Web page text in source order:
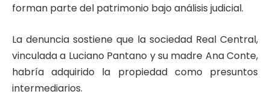
forman parte del patrimonio bajo análisis judicial.
La denuncia sostiene que la sociedad Real Central,
vinculada a Luciano Pantano y su madre Ana Conte,
habría adquirido la propiedad como presuntos
intermediarios.